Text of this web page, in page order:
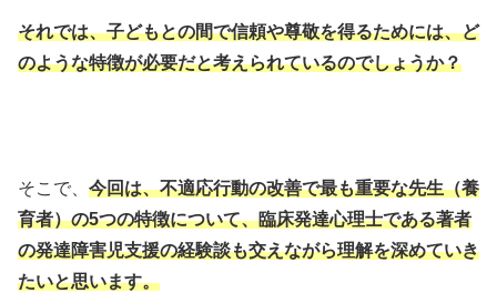
それでは、子どもとの間で信頼や尊敬を得るためには、ど
のような特徴が必要だと考えられているのでしょうか？
そこで、 今回は、不適応行動の改善で最も重要な先生（養
育者）の5つの特徴について、臨床発達心理士である著者
の発達障害児支援の経験談も交えながら理解を深めていき
たいと思います。